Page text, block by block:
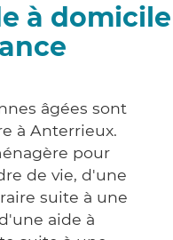
à domicile
âgées sont
à Anterrieux.
pour
de vie, d'une
suite à une
aide à